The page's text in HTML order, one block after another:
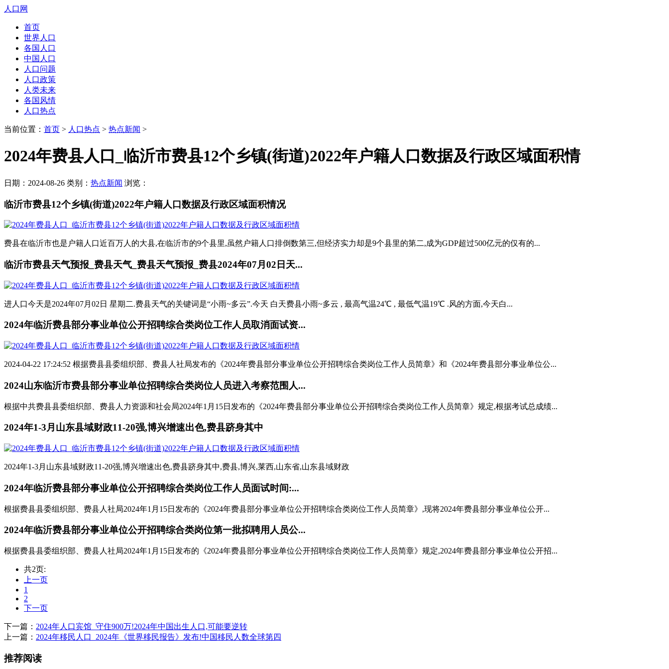
人口网
首页
世界人口
各国人口
中国人口
人口问题
人口政策
人类未来
各国风情
人口热点
当前位置： 首页 > 人口热点 > 热点新闻 >
2024年费县人口_临沂市费县12个乡镇(街道)2022年户籍人口数据及行政区域面积情
日期：2024-08-26 类别： 热点新闻 浏览：
临沂市费县12个乡镇(街道)2022年户籍人口数据及行政区域面积情况
费县在临沂市也是户籍人口近百万人的大县,在临沂市的9个县里,虽然户籍人口排倒数第三,但经济实力却是9个县里的第二,成为GDP超过500亿元的仅有的...
临沂市费县天气预报_费县天气_费县天气预报_费县2024年07月02日天...
进人口今天是2024年07月02日 星期二.费县天气的关键词是“小雨~多云”.今天 白天费县小雨~多云 , 最高气温24℃ , 最低气温19℃ .风的方面,今天白...
2024年临沂费县部分事业单位公开招聘综合类岗位工作人员取消面试资...
2024-04-22 17:24:52 根据费县县委组织部、费县人社局发布的《2024年费县部分事业单位公开招聘综合类岗位工作人员简章》和《2024年费县部分事业单位公...
2024山东临沂市费县部分事业单位招聘综合类岗位人员进入考察范围人...
根据中共费县县委组织部、费县人力资源和社会局2024年1月15日发布的《2024年费县部分事业单位公开招聘综合类岗位工作人员简章》规定,根据考试总成绩...
2024年1-3月山东县域财政11-20强,博兴增速出色,费县跻身其中
2024年1-3月山东县域财政11-20强,博兴增速出色,费县跻身其中,费县,博兴,莱西,山东省,山东县域财政
2024年临沂费县部分事业单位公开招聘综合类岗位工作人员面试时间:...
根据费县县委组织部、费县人社局2024年1月15日发布的《2024年费县部分事业单位公开招聘综合类岗位工作人员简章》,现将2024年费县部分事业单位公开...
2024年临沂费县部分事业单位公开招聘综合类岗位第一批拟聘用人员公...
根据费县县委组织部、费县人社局2024年1月15日发布的《2024年费县部分事业单位公开招聘综合类岗位工作人员简章》规定,2024年费县部分事业单位公开招...
共2页:
上一页
1
2
下一页
下一篇： 2024年人口宾馆_守住900万!2024年中国出生人口,可能要逆转
上一篇： 2024年移民人口_2024年《世界移民报告》发布!中国移民人数全球第四
推荐阅读